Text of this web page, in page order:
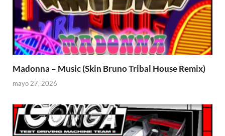
Madonna – Music (Skin Bruno Tribal House Remix)
mayo 27, 2026